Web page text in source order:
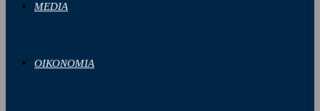
MEDIA
ΟΙΚΟΝΟΜΙΑ